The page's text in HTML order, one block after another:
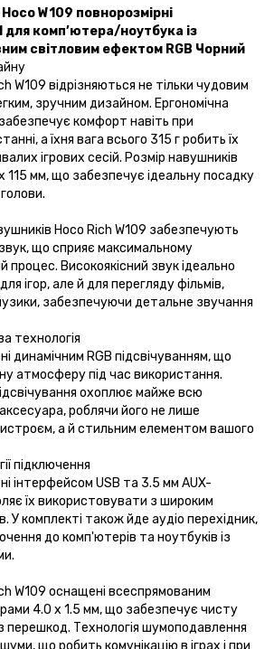
W109 повнорозмірні
комп’ютера/ноутбука із
світловим ефектом RGB Чорний
W109 відрізняються не тільки чудовим
зручним дизайном. Ергономічна
комфорт навіть при
а їхня вага всього 315 г робить їх
ігрових сесій. Розмір навушників
115 мм, що забезпечує ідеальну посадку
Hoco Rich W109 забезпечують
що сприяє максимальному
процес. Високоякісний звук ідеально
ігор, але й для перегляду фільмів,
забезпечуючи детальне звучання
технологія
динамічним RGB підсвічуванням, що
атмосферу під час використання.
охоплює майже всю
роблячи його не лише
а й стильним елементом вашого
підключення
інтерфейсом USB та 3.5 мм AUX-
їх використовувати з широким
У комплекті також йде аудіо перехідник,
до комп'ютерів та ноутбуків із
W109 оснащені всеспрямованим
4.0 x 1.5 мм, що забезпечує чисту
перешкод. Технологія шумоподавлення
що робить комунікацію в іграх і при